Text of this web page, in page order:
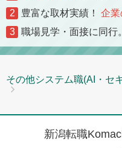
2
豊富な取材実績！ 企
3
職場見学・面接に同行。
その他システム職(AI・セ
新潟転職